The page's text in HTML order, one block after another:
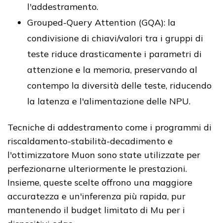
l'addestramento.
Grouped-Query Attention (GQA): la
condivisione di chiavi/valori tra i gruppi di
teste riduce drasticamente i parametri di
attenzione e la memoria, preservando al
contempo la diversità delle teste, riducendo
la latenza e l'alimentazione delle NPU.
Tecniche di addestramento come i programmi di
riscaldamento-stabilità-decadimento e
l'ottimizzatore Muon sono state utilizzate per
perfezionarne ulteriormente le prestazioni.
Insieme, queste scelte offrono una maggiore
accuratezza e un'inferenza più rapida, pur
mantenendo il budget limitato di Mu per i